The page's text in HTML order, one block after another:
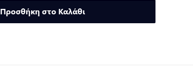
Προσθήκη στο Καλάθι